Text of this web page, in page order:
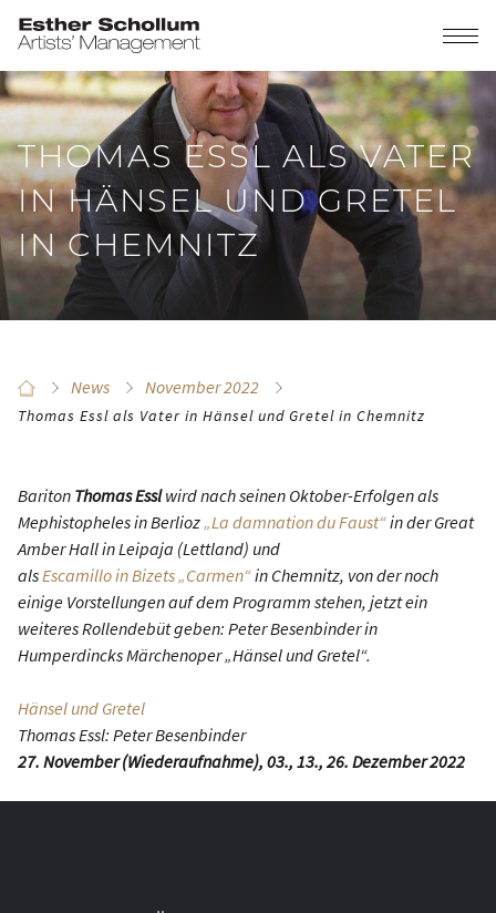
THOMAS ESSL ALS VATER
IN HÄNSEL UND GRETEL
IN CHEMNITZ
News November 2022
Thomas Essl als Vater in Hänsel und Gretel in Chemnitz
Bariton Thomas Esslwird nach seinen Oktober-Erfolgen als
Mephistopheles in Berlioz„La damnation du Faust“in der Great
Amber Hall in Leipaja (Lettland) und
alsEscamillo in Bizets „Carmen“in Chemnitz, von der noch
einige Vorstellungen auf dem Programm stehen, jetzt ein
weiteres Rollendebüt geben: Peter Besenbinder in
Humperdincks Märchenoper „Hänsel und Gretel“.
Hänsel und Gretel
Thomas Essl: Peter Besenbinder
27. November (Wiederaufnahme), 03., 13., 26. Dezember 2022